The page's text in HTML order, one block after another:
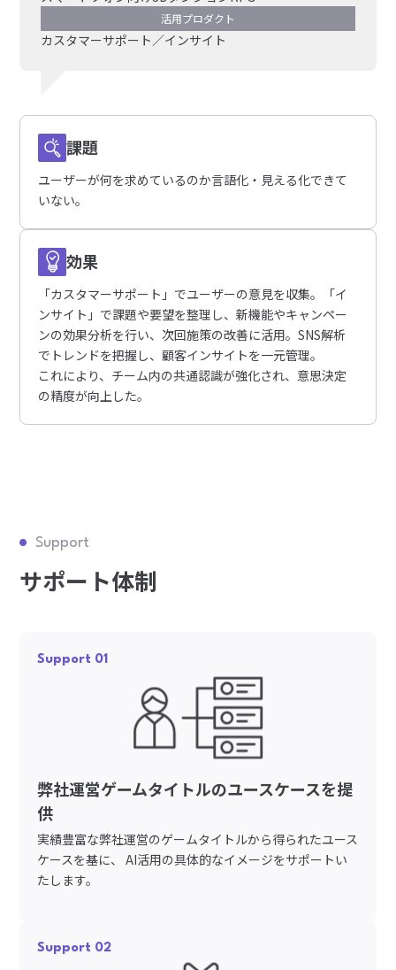
活用プロダクト
カスタマーサポート／インサイト
課題
ユーザーが何を求めているのか言語化・見える化できて
いない。
効果
「カスタマーサポート」でユーザーの意見を収集。「イ
ンサイト」で課題や要望を整理し、新機能やキャンペー
ンの効果分析を行い、次回施策の改善に活用。SNS解析
でトレンドを把握し、顧客インサイトを一元管理。
これにより、チーム内の共通認識が強化され、意思決定
の精度が向上した。
Support
サポート体制
Support 01
弊社運営ゲームタイトルのユースケースを提
供
実績豊富な弊社運営のゲームタイトルから得られたユース
ケースを基に、 AI活用の具体的なイメージをサポートい
たします。
Support 02